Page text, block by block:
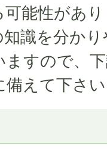
能性があ
識を分か
すので、
備えて下さ